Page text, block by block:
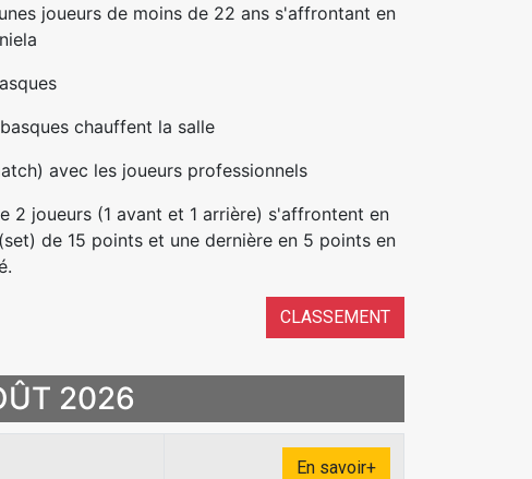
joueurs de moins de 22 ans s'affrontant en
chauffent la salle
avec les joueurs professionnels
2 joueurs (1 avant et 1 arrière) s'affrontent en
de 15 points et une dernière en 5 points en
CLASSEMENT
2026
En savoir+